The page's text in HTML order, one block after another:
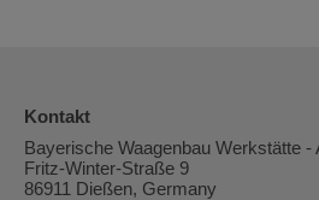
Kontakt
Bayerische Waagenbau Werkstätte -
Fritz-Winter-Straße 9
86911 Dießen, Germany